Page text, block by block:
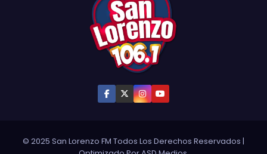
© 2025 San Lorenzo FM Todos Los Derechos Reservados |